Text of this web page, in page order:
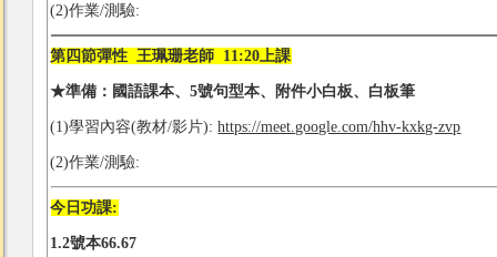
(2)作業/測驗:
第四節彈性 王珮珊老師 11:20上課
★準備： 國語課本、5號句型本、 附件小白板、白板筆
(1)學習內容(教材/影片):https://meet.google.com/hhv-kxkg-zvp
(2)作業/測驗:
今日功課:
1.2號本66.67